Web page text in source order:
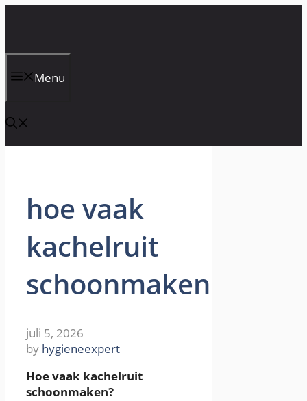
Menu
hoe vaak
kachelruit
schoonmaken
juli 5, 2026
by hygieneexpert
Hoe vaak kachelruit
schoonmaken?